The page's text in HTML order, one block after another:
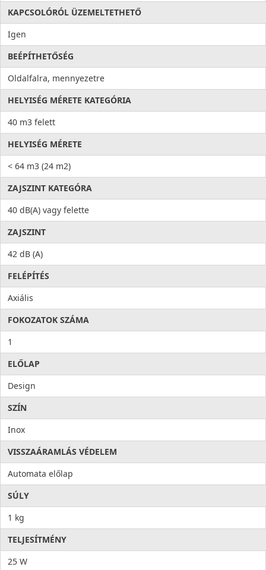
KAPCSOLÓRÓL ÜZEMELTETHETŐ
Igen
BEÉPÍTHETŐSÉG
Oldalfalra, mennyezetre
HELYISÉG MÉRETE KATEGÓRIA
40 m3 felett
HELYISÉG MÉRETE
< 64 m3 (24 m2)
ZAJSZINT KATEGÓRA
40 dB(A) vagy felette
ZAJSZINT
42 dB (A)
FELÉPÍTÉS
Axiális
FOKOZATOK SZÁMA
1
ELŐLAP
Design
SZÍN
Inox
VISSZAÁRAMLÁS VÉDELEM
Automata előlap
SÚLY
1 kg
TELJESÍTMÉNY
25 W